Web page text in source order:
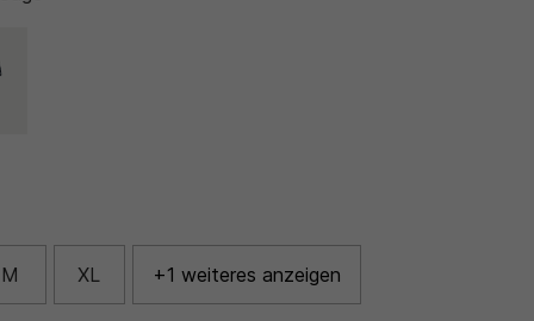
M XL +1 weiteres anzeigen